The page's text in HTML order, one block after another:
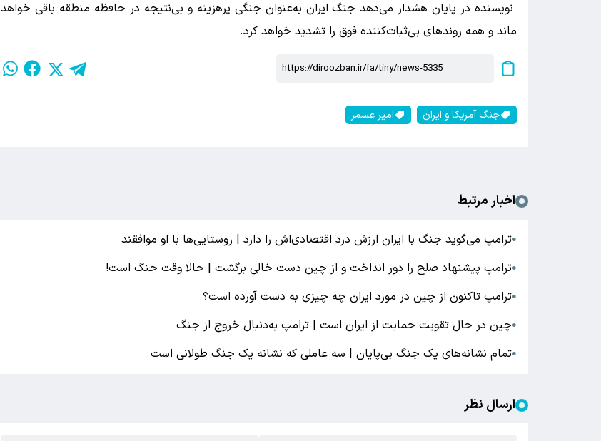
نویسنده در پایان هشدار می‌دهد جنگ ایران به‌عنوان جنگی پرهزینه و بی‌نتیجه در حافظه منطقه باقی خواهد
ماند و همه روندهای بی‌ثبات‌کننده فوق را تشدید خواهد کرد.
جنگ آمریکا و ایران امیر عسمر
اخبار مرتبط
●ترامپ می‌گوید جنگ با ایران ارزش درد اقتصادی‌اش را دارد | روستایی‌ها با او موافقند
●ترامپ پیشنهاد صلح را دور انداخت و از چین دست خالی برگشت | حالا وقت جنگ است!
●ترامپ تاکنون از چین در مورد ایران چه چیزی به دست آورده است؟
●چین در حال تقویت حمایت از ایران است | ترامپ به‌دنبال خروج از جنگ
●تمام نشانه‌های یک جنگ بی‌پایان | سه عاملی که نشانه یک جنگ طولانی است
ارسال نظر